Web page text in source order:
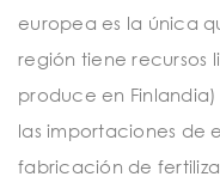
europea es la única
región tiene recursos
produce en
las importaciones de
fabricación de